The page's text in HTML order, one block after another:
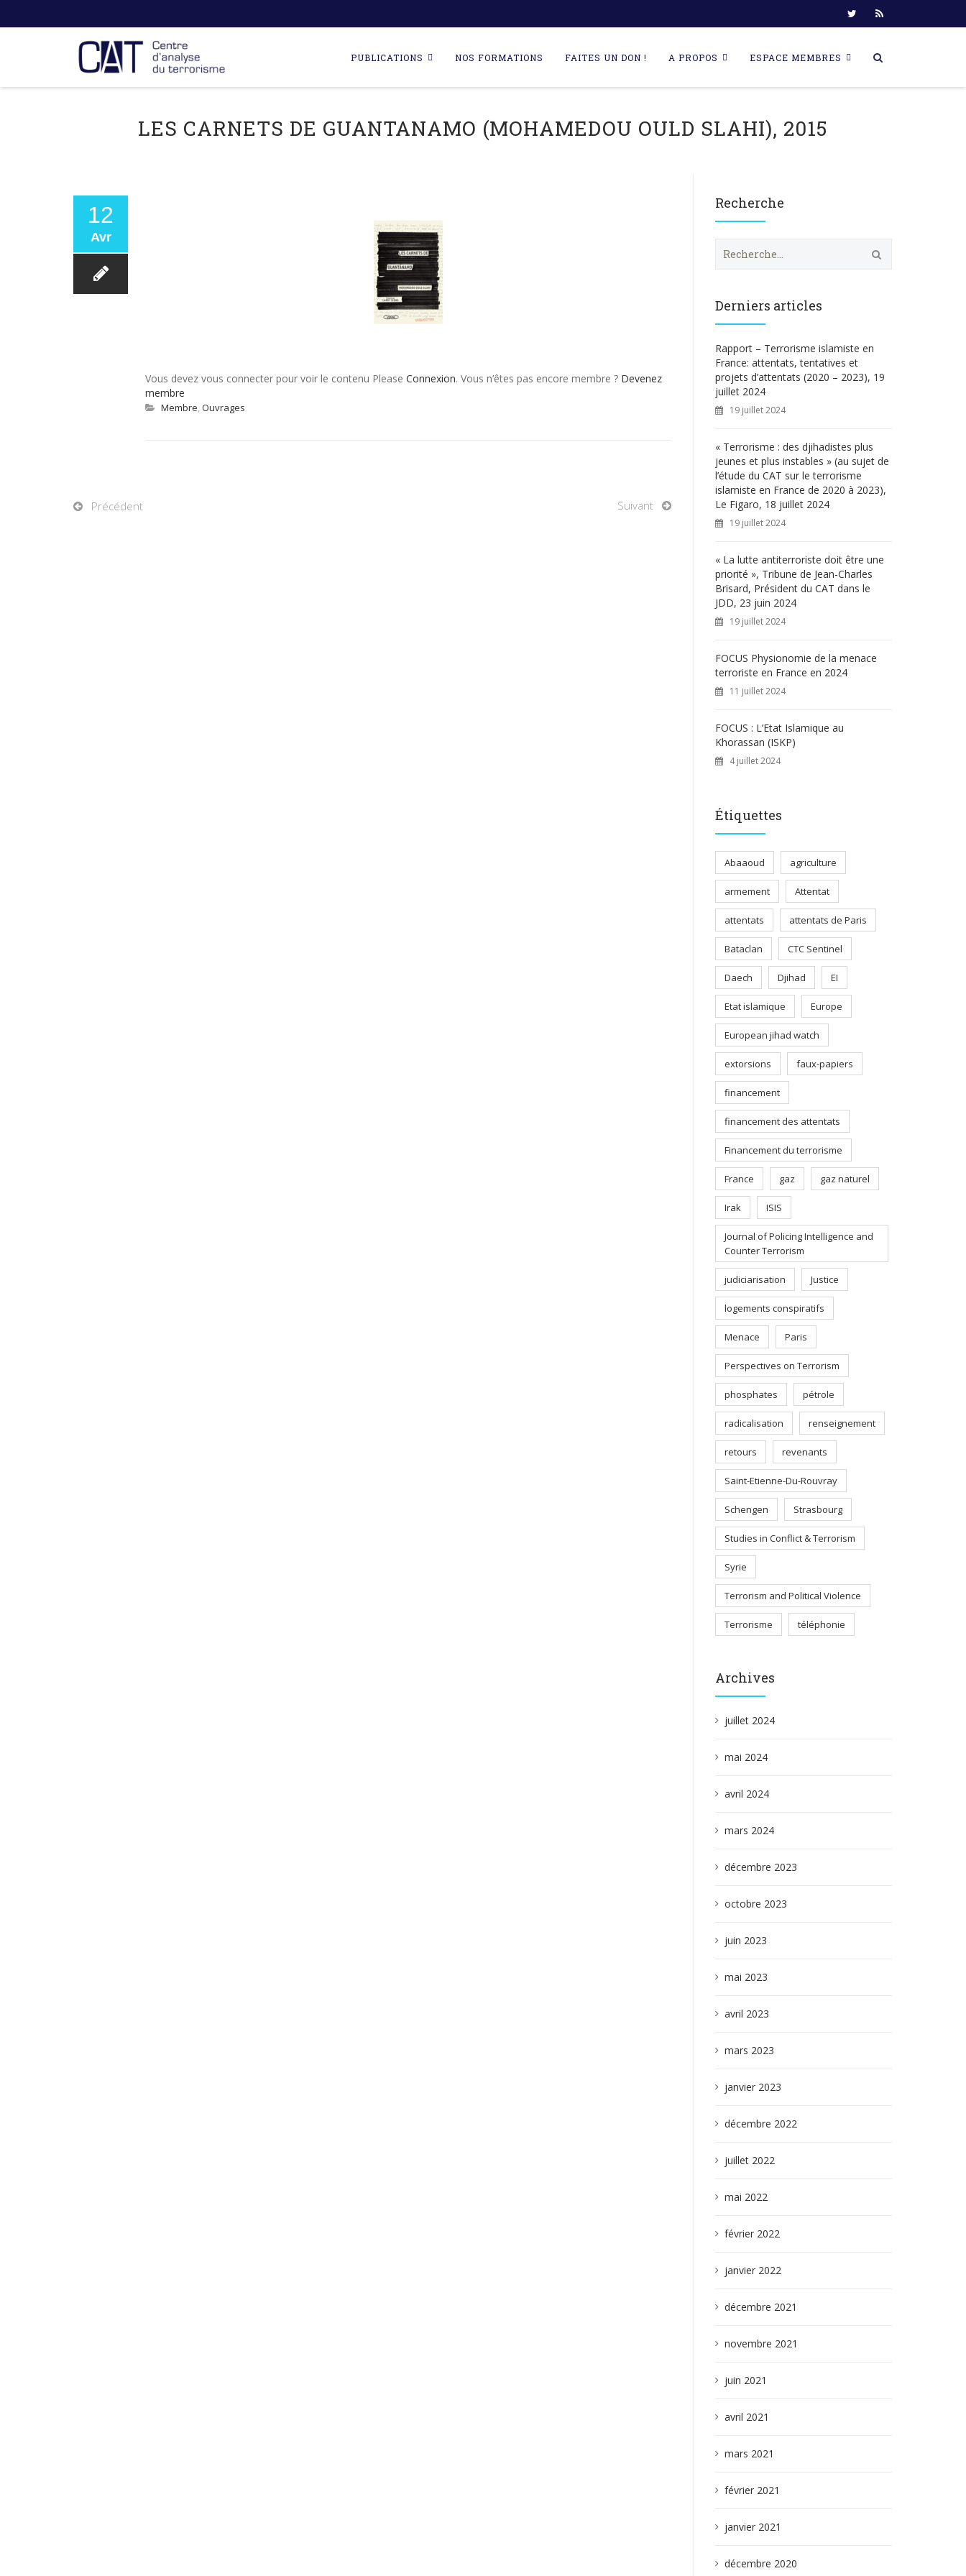
content
PUBLICATIONS NOS FORMATIONS FAITES UN DON ! A PROPOS ESPACE MEMBRES
LES CARNETS DE GUANTANAMO (MOHAMEDOU OULD SLAHI), 2015
12
Avr
Vous devez vous connecter pour voir le contenu Please Connexion. Vous n’êtes pas encore membre ? Devenez
membre
Membre, Ouvrages
Précédent Suivant
Recherche
e
h
e
r
:
Derniers articles
Rapport – Terrorisme islamiste en
France: attentats, tentatives et
projets d’attentats (2020 – 2023), 19
juillet 2024
19 juillet 2024
« Terrorisme : des djihadistes plus
jeunes et plus instables » (au sujet de
l’étude du CAT sur le terrorisme
islamiste en France de 2020 à 2023),
Le Figaro, 18 juillet 2024
19 juillet 2024
« La lutte antiterroriste doit être une
priorité », Tribune de Jean-Charles
Brisard, Président du CAT dans le
JDD, 23 juin 2024
19 juillet 2024
FOCUS Physionomie de la menace
terroriste en France en 2024
11 juillet 2024
FOCUS : L’Etat Islamique au
Khorassan (ISKP)
4 juillet 2024
Étiquettes
Abaaoud agriculture
armement Attentat
attentats attentats de Paris
Bataclan CTC Sentinel
Daech Djihad EI
Etat islamique Europe
European jihad watch
extorsions faux-papiers
financement
financement des attentats
Financement du terrorisme
France gaz gaz naturel
Irak ISIS
Journal of Policing Intelligence and
Counter Terrorism
judiciarisation Justice
logements conspiratifs
Menace Paris
Perspectives on Terrorism
phosphates pétrole
radicalisation renseignement
retours revenants
Saint-Etienne-Du-Rouvray
Schengen Strasbourg
Studies in Conflict & Terrorism
Syrie
Terrorism and Political Violence
Terrorisme téléphonie
Archives
juillet 2024
mai 2024
avril 2024
mars 2024
décembre 2023
octobre 2023
juin 2023
mai 2023
avril 2023
mars 2023
janvier 2023
décembre 2022
juillet 2022
mai 2022
février 2022
janvier 2022
décembre 2021
novembre 2021
juin 2021
avril 2021
mars 2021
février 2021
janvier 2021
décembre 2020